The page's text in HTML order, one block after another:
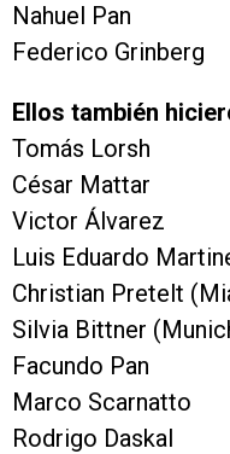
Nahuel Pan
Federico Grinberg
Ellos también
Tomás Lorsh
César Mattar
Victor Álvarez
Luis Eduardo
Christian Pretelt
Silvia Bittner
Facundo Pan
Marco Scarnatto
Rodrigo Daskal